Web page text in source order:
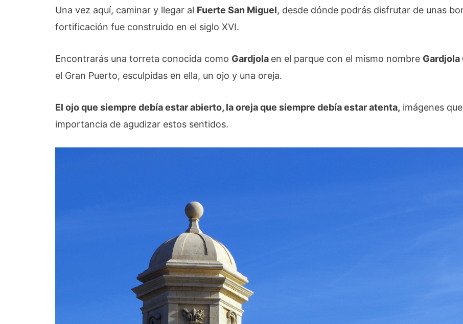
Una vez aquí, caminar y llegar al Fuerte San Miguel, desde dónde podrás disfrutar de unas
fortificación fue construido en el siglo XVI.
Encontrarás una torreta conocida como Gardjola en el parque con el mismo nombre Gardjola
el Gran Puerto, esculpidas en ella, un ojo y una oreja.
El ojo que siempre debía estar abierto, la oreja que siempre debía estar atenta, imágenes que
importancia de agudizar estos sentidos.